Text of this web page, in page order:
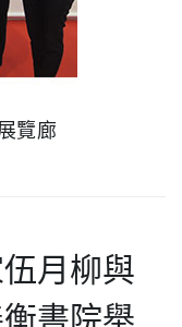
覽廊
月柳與
書院舉